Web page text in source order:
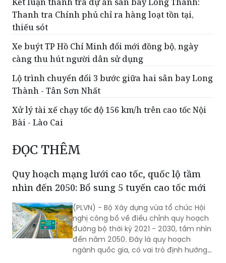
Thanh tra Chính phủ chỉ ra hàng loạt tồn tại,
thiếu sót
Xe buýt TP Hồ Chí Minh đổi mới đồng bộ, ngày
càng thu hút người dân sử dụng
Lộ trình chuyển đổi 3 bước giữa hai sân bay Long
Thành - Tân Sơn Nhất
Xử lý tài xế chạy tốc độ 156 km/h trên cao tốc Nội
Bài - Lào Cai
ĐỌC THÊM
Quy hoạch mạng lưới cao tốc, quốc lộ tầm
nhìn đến 2050: Bổ sung 5 tuyến cao tốc mới
(PLVN) - Bộ Xây dựng vừa tổ chức Hội
nghị công bố về điều chỉnh quy hoạch
đường bộ thời kỳ 2021 - 2030, tầm nhìn
đến năm 2050. Đây là quy hoạch
ngành quốc gia, có vai trò định hướng